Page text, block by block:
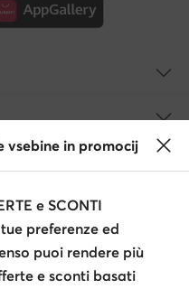
vsebine in promocij
e SCONTI
preferenze ed
puoi rendere più
e sconti basati